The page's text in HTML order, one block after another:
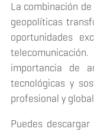
La combinación
geopolíticas
oportunidades
importancia de
tecnológicas y
profesional y
Puedes